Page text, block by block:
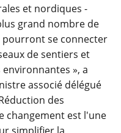
et nordiques -
grand nombre de
se connecter
de sentiers et
», a
associé délégué
des
changement est l'une